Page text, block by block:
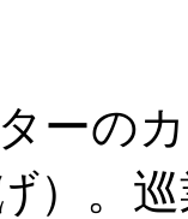
ーの
）。